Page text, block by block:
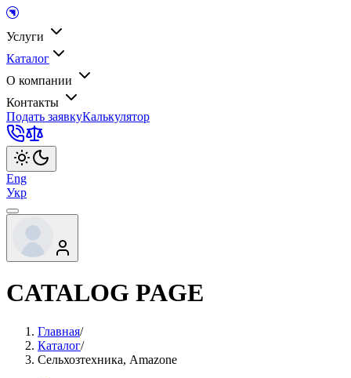
Услуги
Каталог
О компании
Контакты
Подать заявкуКалькулятор
Eng
Укр
CATALOG PAGE
Главная/
Каталог/
Сельхозтехника, Amazone